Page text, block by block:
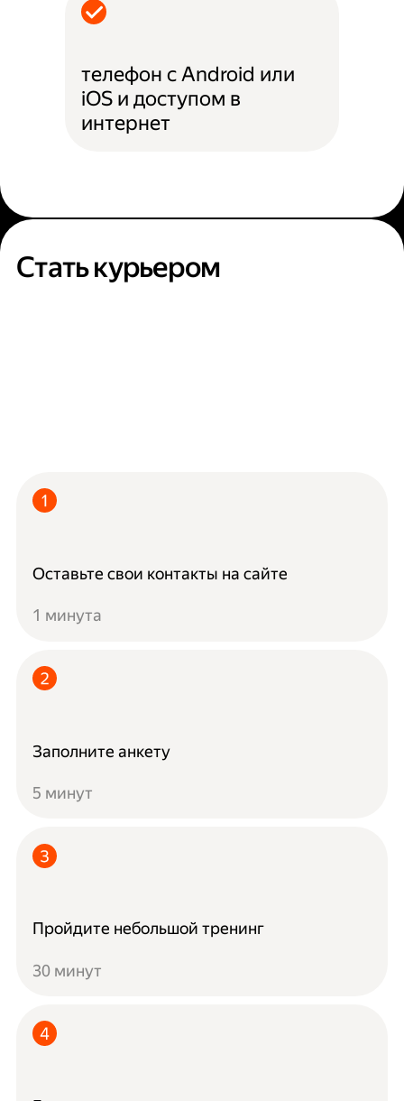
телефон с Android или
iOS и доступом в
интернет
Стать курьером
Оставьте свои контакты на сайте
1 минута
Заполните анкету
5 минут
Пройдите небольшой тренинг
30 минут